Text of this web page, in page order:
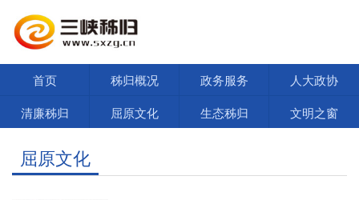
首页 秭归概况 政务服务
人大政协
清廉秭归
屈原文化 生态秭归 文明之窗
屈原文化